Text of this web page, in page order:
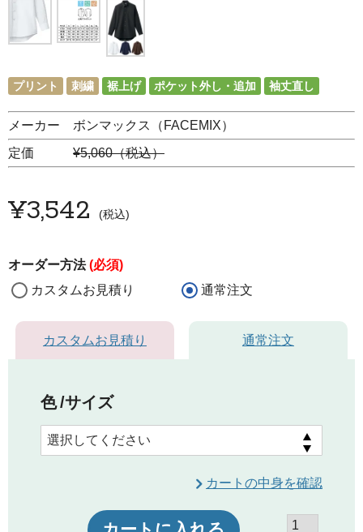
プリント 刺繍 裾上げ ポケット外し・追加 袖丈直し
メーカー ボンマックス（FACEMIX）
定価 ¥5,060（税込）
¥3,542 税込
オーダー方法(必須)
カスタムお見積り
通常注文
カスタムお見積り 通常注文
色 サイズ
カートの中身を確認